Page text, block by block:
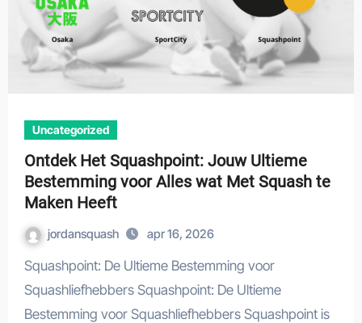
Uncategorized
Ontdek Het Squashpoint: Jouw Ultieme
Bestemming voor Alles wat Met Squash te
Maken Heeft
jordansquash apr 16, 2026
Squashpoint: De Ultieme Bestemming voor
Squashliefhebbers Squashpoint: De Ultieme
Bestemming voor Squashliefhebbers Squashpoint is